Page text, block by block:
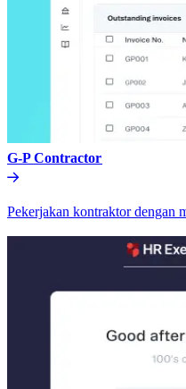
G-P Contractor​​
Pekerjakan kontraktor dengan